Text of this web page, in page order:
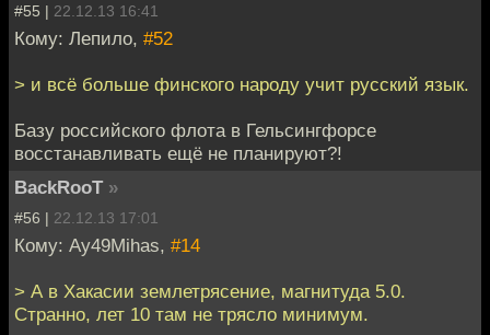
#55 | 22.12.13 16:41
Кому: Лепило, #52
> и всё больше финского народу учит русский язык.
Базу российского флота в Гельсингфорсе
восстанавливать ещё не планируют?!
BackRooT »
#56 | 22.12.13 17:01
Кому: Ay49Mihas, #14
> А в Хакасии землетрясение, магнитуда 5.0.
Странно, лет 10 там не трясло минимум.